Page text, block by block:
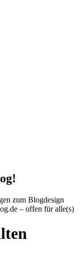
zum Blogdesign
– offen für alle(s)